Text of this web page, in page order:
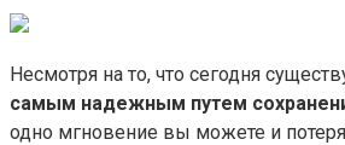
Несмотря на то, что сегодня
самым надежным путем
одно мгновение вы можете и